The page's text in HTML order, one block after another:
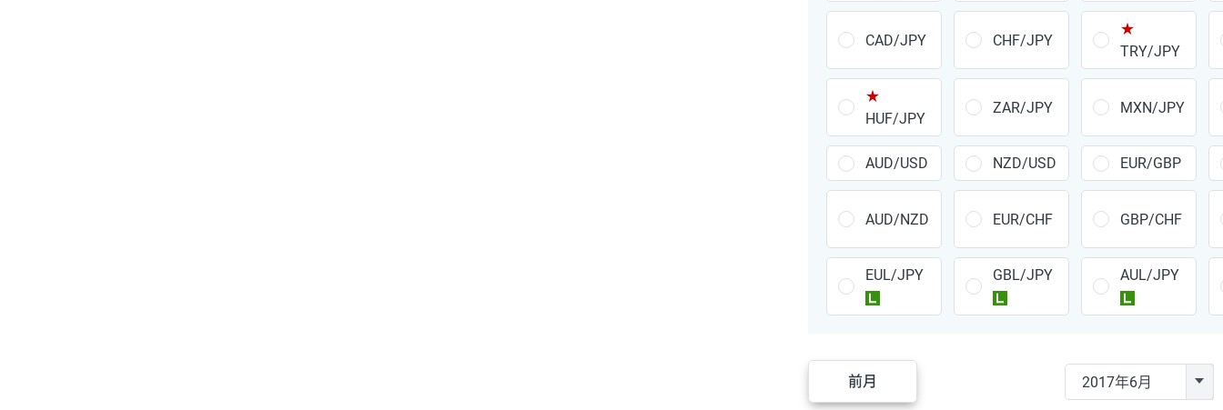
AUD/JPY 106円
NZD/JPY 28円
CAD/JPY 38円
CHF/JPY 34円
PLN/JPY 35円
HUF/JPY 16円
ZAR/JPY 130円
MXN/JPY 140円
CAD/JPY CHF/JPY
★
TRY/JPY
★
HUF/JPY
ZAR/JPY MXN/JPY
AUD/USD NZD/USD EUR/GBP
AUD/NZD EUR/CHF GBP/CHF
EUL/JPY
GBL/JPY
AUL/JPY
前月